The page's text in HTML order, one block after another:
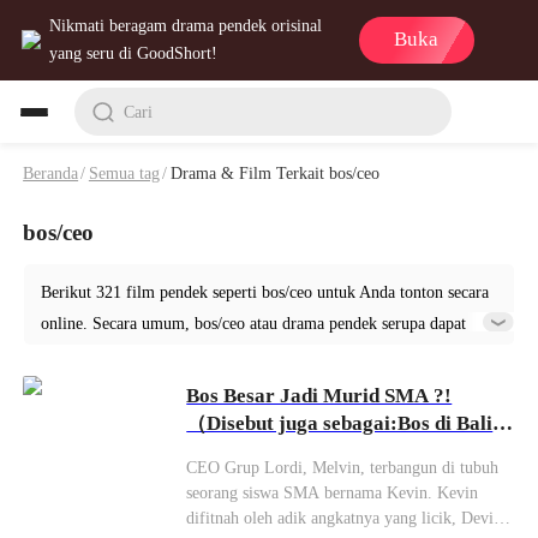
Nikmati beragam drama pendek orisinal
yang seru di GoodShort!
Buka
Cari
Beranda / Semua tag /Drama & Film Terkait bos/ceo
bos/ceo
Berikut 321 film pendek seperti bos/ceo untuk Anda tonton secara
online. Secara umum, bos/ceo atau drama pendek serupa dapat
dari Bos Besar Jadi Murid SMA ?! di GoodShort!
Bos Besar Jadi Murid SMA ?!
（Disebut juga sebagai:Bos di Balik
CEO Grup Lordi, Melvin, terbangun di tubuh
seorang siswa SMA bernama Kevin. Kevin
difitnah oleh adik angkatnya yang licik, Devin,